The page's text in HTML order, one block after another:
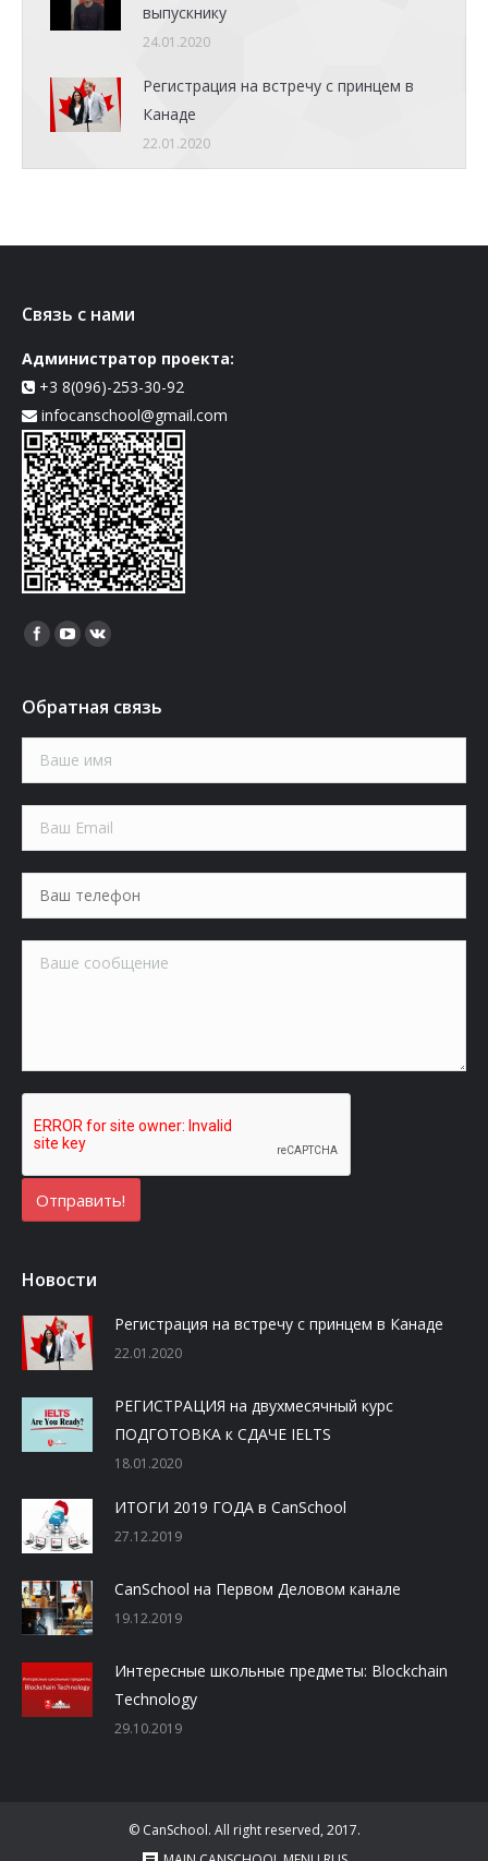
выпускнику
24.01.2020
Регистрация на встречу с принцем в
Канаде
22.01.2020
Связь с нами
Администратор проекта:
+3 8(096)-253-30-92
infocanschool@gmail.com
Найдите нас:
Обратная связь
Новости
Регистрация на встречу с принцем в Канаде
22.01.2020
РЕГИСТРАЦИЯ на двухмесячный курс
ПОДГОТОВКА к СДАЧЕ IELTS
18.01.2020
ИТОГИ 2019 ГОДА в CanSchool
27.12.2019
CanSchool на Первом Деловом канале
19.12.2019
Интересные школьные предметы: Blockchain
Technology
29.10.2019
© CanSchool. All right reserved, 2017.